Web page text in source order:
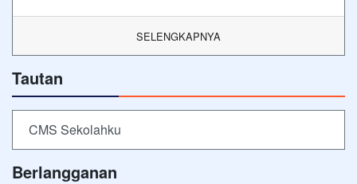
SELENGKAPNYA
Tautan
CMS Sekolahku
Berlangganan